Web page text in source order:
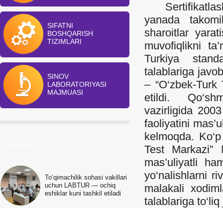
SIFATNI
BOSHQARISH
TIZIMLARI
SINOV
LABORATORIYASI
MAJMUASI
To‘qimachilik sohasi vakillari
uchun LABTUR — ochiq
eshiklar kuni tashkil etiladi
yanada
sharoitlar
muvofiqlikni
Turkiya
talablariga
– “O‘zbek-
etildi.
vazirligida
faoliyatini
kelmoqda.
Test Markazi”
mas’uliyatli
yo‘nalishlarni
malakali
talablariga